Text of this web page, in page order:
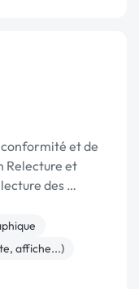
et de
Relecture et
des …
affiche...)